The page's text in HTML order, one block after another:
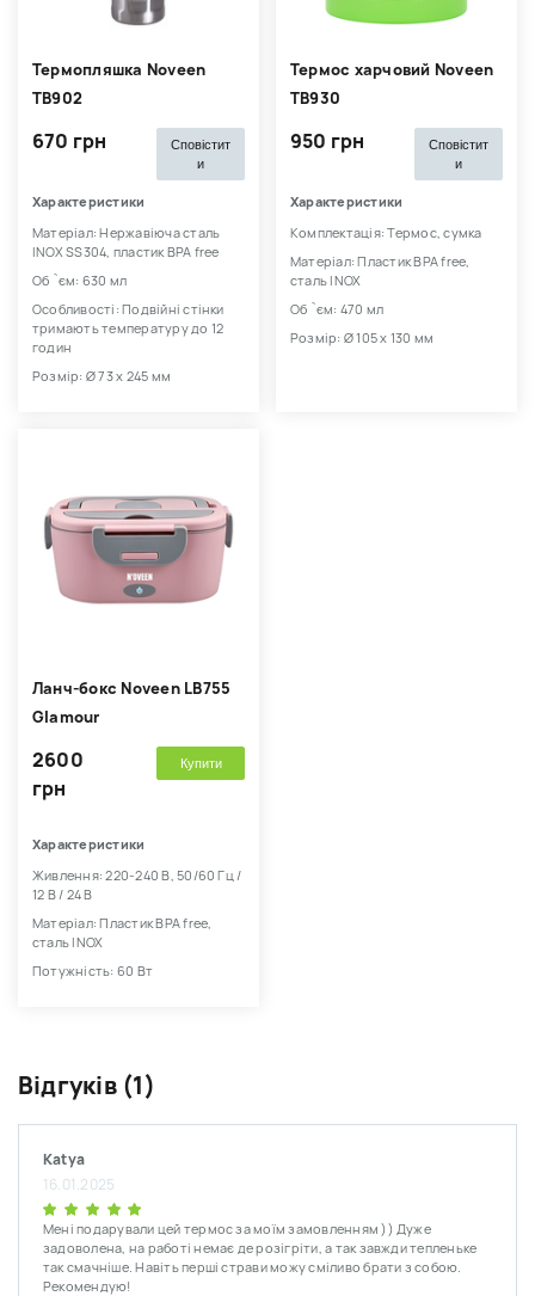
Термопляшка Noveen
TB902
670 грн
Сповістит
и
Характеристики
Матеріал: Нержавіюча сталь
INOX SS304, пластик BPA free
Об `єм: 630 мл
Особливості: Подвійні стінки
тримають температуру до 12
годин
Розмір: Ø 73 x 245 мм
Термос харчовий Noveen
TB930
950 грн
Сповістит
и
Характеристики
Комплектація: Термос, сумка
Матеріал: Пластик BPA free,
сталь INOX
Об `єм: 470 мл
Розмір: Ø 105 x 130 мм
Ланч-бокс Noveen LB755
Glamour
2600
грн
Купити
Характеристики
Живлення: 220-240 В, 50/60 Гц /
12 В / 24 В
Матеріал: Пластик BPA free,
сталь INOX
Потужність: 60 Вт
Відгуків (1)
Katya
16.01.2025
Мені подарували цей термос за моїм замовленням )) Дуже
задоволена, на работі немає де розігріти, а так завжди тепленьке
так смачніше. Навіть перші страви можу сміливо брати з собою.
Рекомендую!